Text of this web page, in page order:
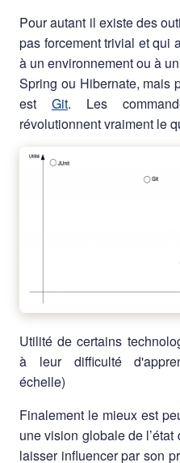
Pour autant il existe des
pas forcement trivial et qui
à un environnement ou à
Spring ou Hibernate, mais
est Git. Les
révolutionnent vraiment le
Utilité de certains
à leur difficulté
échelle)
Finalement le mieux est
une vision globale de
laisser influencer par son